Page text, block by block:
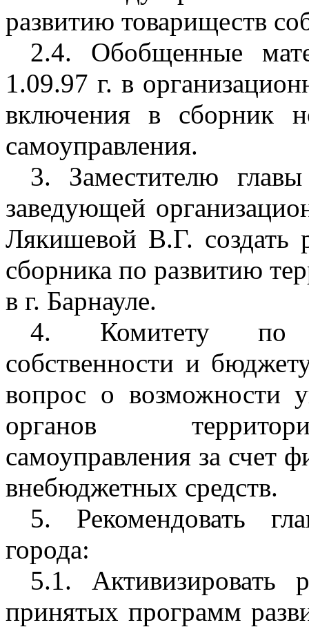
развитию товариществ
2.4. Обобщенные
1.09.97 г. в
включения в сборник
самоуправления.
3. Заместителю
заведующей
Лякишевой В.Г. создать
сборника по развитию
в г. Барнауле.
4. Комитету по
собственности и
вопрос о возможности
органов
самоуправления за счет
внебюджетных средств.
5. Рекомендовать
города:
5.1. Активизировать
принятых программ